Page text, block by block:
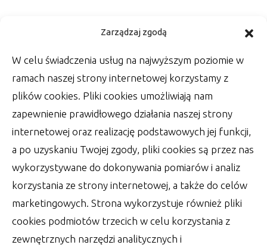
Zarządzaj zgodą
W celu świadczenia usług na najwyższym poziomie w
ramach naszej strony internetowej korzystamy z
plików cookies. Pliki cookies umożliwiają nam
zapewnienie prawidłowego działania naszej strony
internetowej oraz realizację podstawowych jej funkcji,
a po uzyskaniu Twojej zgody, pliki cookies są przez nas
wykorzystywane do dokonywania pomiarów i analiz
korzystania ze strony internetowej, a także do celów
marketingowych. Strona wykorzystuje również pliki
cookies podmiotów trzecich w celu korzystania z
zewnętrznych narzędzi analitycznych i
Kwestia ślubnej fotografii –
zadbaj o oprawę zdjęć
Wśród rzeczy, które zrobić muszą Państwo
Młodzi w dniu swojego ślubu, jest wiele
szablonowych
autor: Lucjan 30 czerwca 2022